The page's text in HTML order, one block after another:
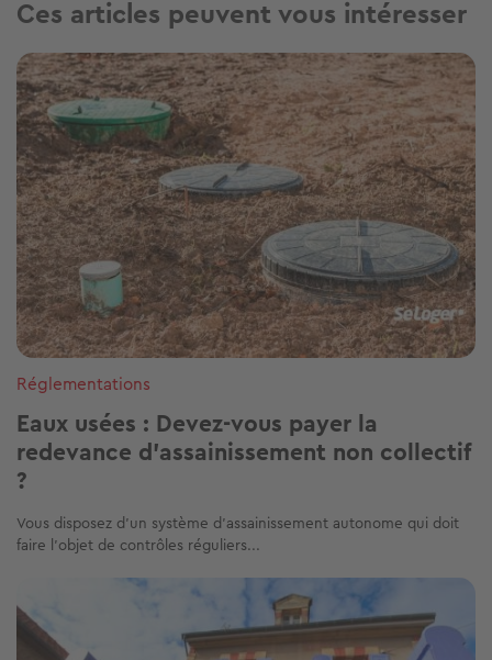
Ces articles peuvent vous intéresser
Image
Réglementations
Eaux usées : Devez-vous payer la
redevance d’assainissement non collectif
?
Vous disposez d’un système d’assainissement autonome qui doit
faire l’objet de contrôles réguliers...